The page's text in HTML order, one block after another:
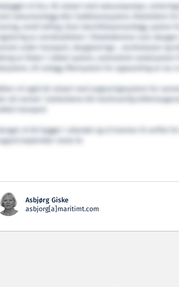
Nybygget vil bl.a. bli utstyrt med vakuumpumpe,
med vakuumanlegg eller trykklossesystem, fisketellere for
lossing, smolt telling, Ozon desinfeksjonsanlegg, system
regulering av vannkvaliteten i fiskebrønnene som oksygen
vannet under transport, oksyginerings-, resirkulasjon og
føring av fisken i lukket system, automatisk vaskesystem
rørsystem, UV anlegg, filtersystem for oppsamling av lus
Båten vil også bli utstyrt med avgassingssystem for
der alt vannet i lasttankene blir kontinuerlig luftet/
Skroget vil bli bygget i utlandet og vil komme til verftet
august/september neste år.
Asbjørg Giske
asbjorg[a]maritimt.com